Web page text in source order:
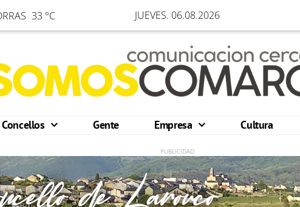
33 °C JUEVES. 06.08.2026
Concellos Gente Empresa Cultura